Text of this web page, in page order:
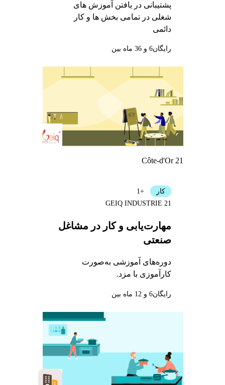
پشتیبانی در یافتن آموزش های
شغلی در تمامی بخش ها و کار
دائمی
رایگان6 و 36 ماه بین
Côte-d'Or 21
مهارت‌یابی و کار در مشاغل
صنعتی
دوره‌های آموزشی به‌صورت
کارآموزی با مزد.
کار
+1
GEIQ INDUSTRIE 21
رایگان6 و 12 ماه بین